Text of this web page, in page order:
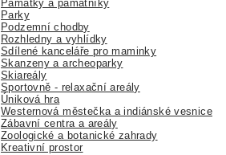
Památky a památníky
Parky
Podzemní chodby
Rozhledny a vyhlídky
Sdílené kanceláře pro maminky
Skanzeny a archeoparky
Skiareály
Sportovně - relaxační areály
Úniková hra
Westernová městečka a indiánské vesnice
Zábavní centra a areály
Zoologické a botanické zahrady
Kreativní prostor